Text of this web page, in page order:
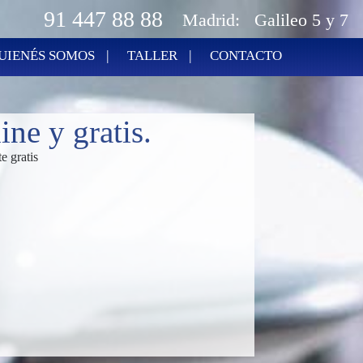
Galileo 5 y 7
Madrid:
91 447 88 88
SOMOS | TALLER | CONTACTO
y gratis.
gratis